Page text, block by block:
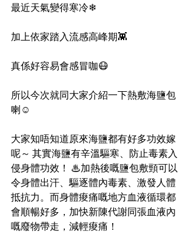
最近天氣變得寒冷❄
加上依家踏入流感高峰期👾
真係好容易會感冒咖😷
所以今次就同大家介紹一下熱敷海鹽包
喇☺
大家知唔知道原來海鹽都有好多功效嫁
呢～ 其實海鹽有辛溫驅寒、防止毒素入
侵身體功效！ ♨加熱後嘅鹽包敷頸可以
令身體出汗、驅逐體內毒素、激發人體
抵抗力。而身體痠痛嘅地方血液循環都
會順暢好多，加快新陳代謝同張血液內
嘅廢物帶走，減輕痠痛！